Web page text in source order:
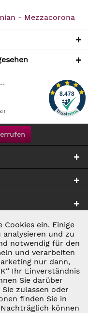
- Mezzacorona
ZZGL.
WENN NICHT
Aktiv
Inaktiv
Inaktiv
Cookies ein. Einige
und zu
notwendig für den
und verarbeiten
nur dann,
Ihr Einverständnis
Sie darüber
zulassen oder
finden Sie in
können